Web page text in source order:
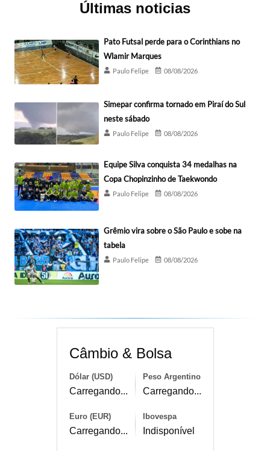
Últimas noticias
Pato Futsal perde para o Corinthians no
Wlamir Marques
Paulo Felipe 08/08/2026
Simepar confirma tornado em Piraí do Sul
neste sábado
Paulo Felipe 08/08/2026
Equipe Silva conquista 34 medalhas na
Copa Chopinzinho de Taekwondo
Paulo Felipe 08/08/2026
Grêmio vira sobre o São Paulo e sobe na
tabela
Paulo Felipe 08/08/2026
Câmbio & Bolsa
Dólar (USD)
Carregando...
Peso Argentino
Carregando...
Euro (EUR)
Carregando...
Ibovespa
Indisponível